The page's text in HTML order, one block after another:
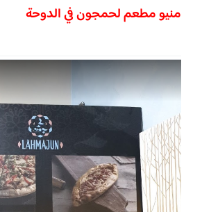
منيو مطعم لحمجون في الدوحة